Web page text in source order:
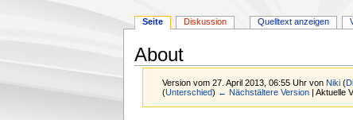
About
Version vom 27. April 2013, 06:55 Uhr von Niki (
(Unterschied) ← Nächstältere Version | Aktuelle
Seite Diskussion Quelltext anzeigen